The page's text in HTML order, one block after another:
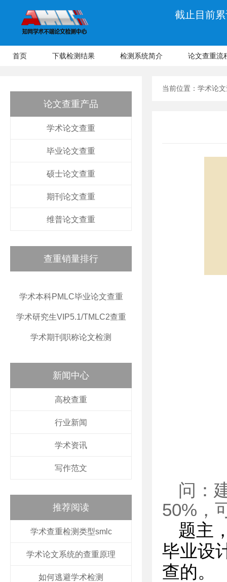
截止目前
首页 下载检测结果 检测系统简介 论文查重流
论文查重产品
学术论文查重
毕业论文查重
硕士论文查重
期刊论文查重
维普论文查重
查重销量排行
学术本科PMLC毕业论文查重
学术研究生VIP5.1/TMLC2查重
学术期刊职称论文检测
新闻中心
高校查重
行业新闻
学术资讯
写作范文
推荐阅读
学术查重检测类型smlc
学术论文系统的查重原理
如何逃避学术检测
当前位置： 学术论
问：
50%，
题主
毕业设
查的。